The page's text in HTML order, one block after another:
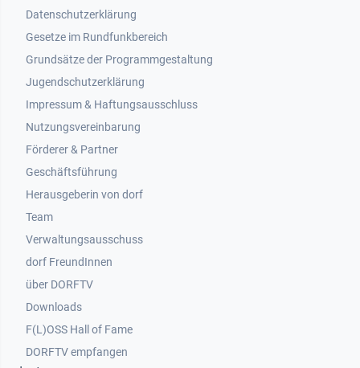
Datenschutzerklärung
Gesetze im Rundfunkbereich
Grundsätze der Programmgestaltung
Jugendschutzerklärung
Impressum & Haftungsausschluss
Nutzungsvereinbarung
Footer 2
Förderer & Partner
Geschäftsführung
Herausgeberin von dorf
Team
Verwaltungsausschuss
dorf FreundInnen
Footer 3
über DORFTV
Downloads
F(L)OSS Hall of Fame
Footer 4
DORFTV empfangen